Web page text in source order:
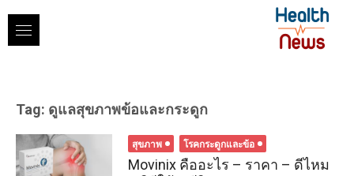
content
Tag: ดูแลสุขภาพข้อและกระดูก
สุขภาพ โรคกระดูกและข้อ
Movinix คืออะไร – ราคา – ดีไหม